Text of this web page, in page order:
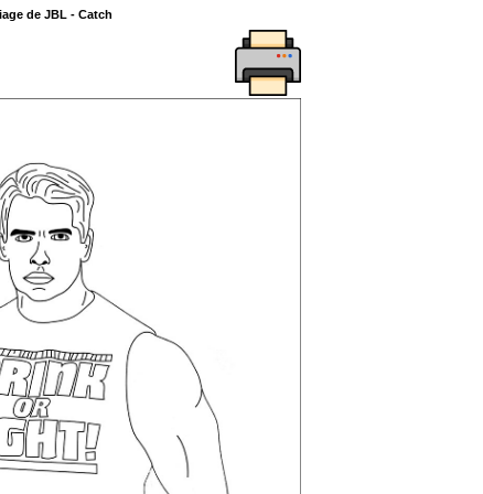
de JBL - Catch